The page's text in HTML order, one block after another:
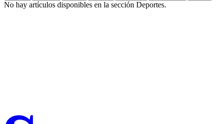
No hay artículos disponibles en la sección Deportes.